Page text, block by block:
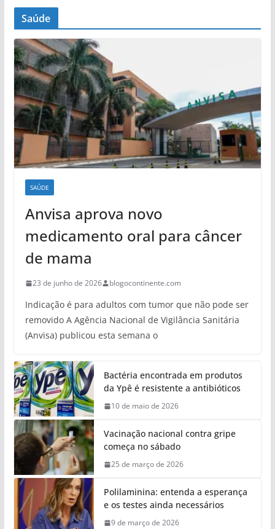
Saúde
SAÚDE
Anvisa aprova novo
medicamento oral para câncer
de mama
23 de junho de 2026 blogocontinente.com
Indicação é para adultos com tumor que não pode ser
removido A Agência Nacional de Vigilância Sanitária
(Anvisa) publicou esta semana o
Bactéria encontrada em produtos
da Ypê é resistente a antibióticos
10 de maio de 2026
Vacinação nacional contra gripe
começa no sábado
25 de março de 2026
Polilaminina: entenda a esperança
e os testes ainda necessários
9 de março de 2026